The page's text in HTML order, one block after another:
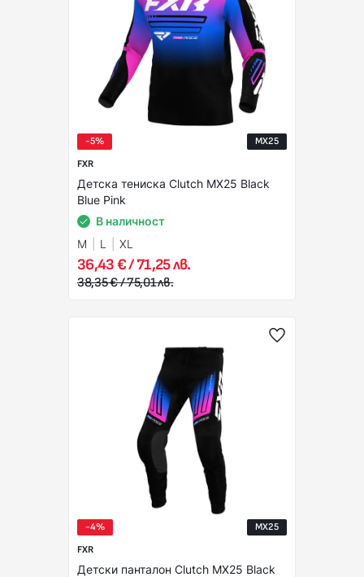
-5%
MX25
FXR
Детска тениска Clutch MX25 Black
Blue Pink
В наличност
M
L XL
36,43 € / 71,25 лв.
38,35 € / 75,01 лв.
-4%
MX25
FXR
Детски панталон Clutch MX25 Black